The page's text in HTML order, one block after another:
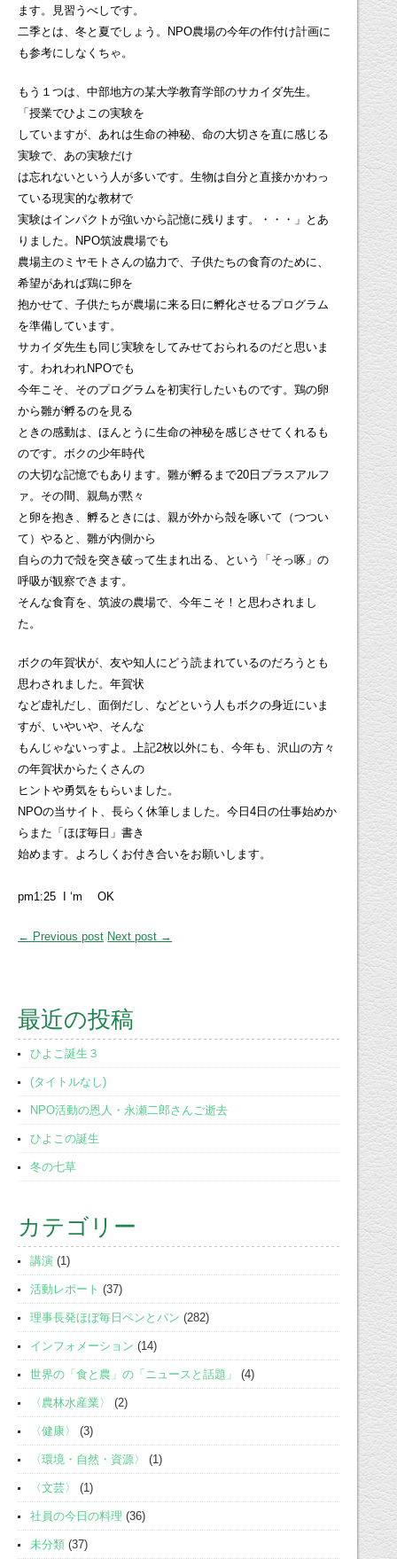
ます。見習うべしです。
二季とは、冬と夏でしょう。NPO農場の今年の作付け計画に
も参考にしなくちゃ。
もう１つは、中部地方の某大学教育学部のサカイダ先生。
「授業でひよこの実験を
していますが、あれは生命の神秘、命の大切さを直に感じる
実験で、あの実験だけ
は忘れないという人が多いです。生物は自分と直接かかわっ
ている現実的な教材で
実験はインパクトが強いから記憶に残ります。・・・」とあ
りました。NPO筑波農場でも
農場主のミヤモトさんの協力で、子供たちの食育のために、
希望があれば鶏に卵を
抱かせて、子供たちが農場に来る日に孵化させるプログラム
を準備しています。
サカイダ先生も同じ実験をしてみせておられるのだと思いま
す。われわれNPOでも
今年こそ、そのプログラムを初実行したいものです。鶏の卵
から雛が孵るのを見る
ときの感動は、ほんとうに生命の神秘を感じさせてくれるも
のです。ボクの少年時代
の大切な記憶でもあります。雛が孵るまで20日プラスアルフ
ァ。その間、親鳥が黙々
と卵を抱き、孵るときには、親が外から殻を啄いて（つつい
て）やると、雛が内側から
自らの力で殻を突き破って生まれ出る、という「そっ啄」の
呼吸が観察できます。
そんな食育を、筑波の農場で、今年こそ！と思わされまし
た。
ボクの年賀状が、友や知人にどう読まれているのだろうとも
思わされました。年賀状
など虚礼だし、面倒だし、などという人もボクの身近にいま
すが、いやいや、そんな
もんじゃないっすよ。上記2枚以外にも、今年も、沢山の方々
の年賀状からたくさんの
ヒントや勇気をもらいました。
NPOの当サイト、長らく休筆しました。今日4日の仕事始めか
らまた「ほぼ毎日」書き
始めます。よろしくお付き合いをお願いします。
pm1:25 I ‘m OK
← Previous post Next post →
最近の投稿
ひよこ誕生３
(タイトルなし)
NPO活動の恩人・永瀬二郎さんご逝去
ひよこの誕生
冬の七草
カテゴリー
講演 (1)
活動レポート (37)
理事長発ほぼ毎日ペンとパン (282)
インフォメーション (14)
世界の「食と農」の「ニュースと話題」 (4)
〈農林水産業〉 (2)
〈健康〉 (3)
〈環境・自然・資源〉 (1)
〈文芸〉 (1)
社員の今日の料理 (36)
未分類 (37)